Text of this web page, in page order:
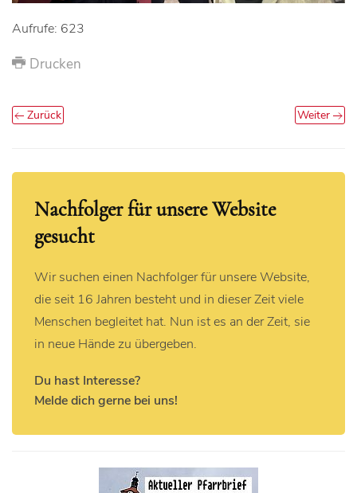
Aufrufe: 623
Drucken
Zurück Weiter
Nachfolger für unsere Website
gesucht
Wir suchen einen Nachfolger für unsere Website,
die seit 16 Jahren besteht und in dieser Zeit viele
Menschen begleitet hat. Nun ist es an der Zeit, sie
in neue Hände zu übergeben.
Du hast Interesse?
Melde dich gerne bei uns!